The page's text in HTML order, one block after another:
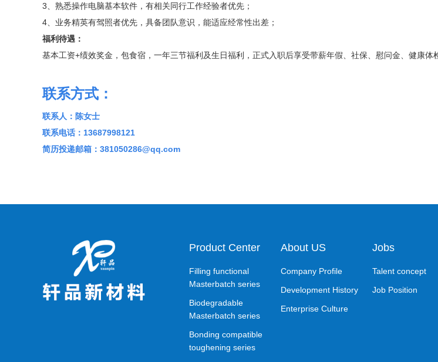
3、熟悉操作电脑基本软件，有相关同行工作经验者优先；
4、业务精英有驾照者优先，具备团队意识，能适应经常性出差；
福利待遇：
基本工资+绩效奖金，包食宿，一年三节福利及生日福利，正式入职后享受带薪年假、社保、慰问金、健康体
联系方式：
联系人：陈女士
联系电话：13687998121
简历投递邮箱：381050286@qq.com
Product Center
Filling functional
Masterbatch series
Biodegradable
Masterbatch series
Bonding compatible
toughening series
About US
Company Profile
Development History
Enterprise Culture
Jobs
Talent concept
Job Position